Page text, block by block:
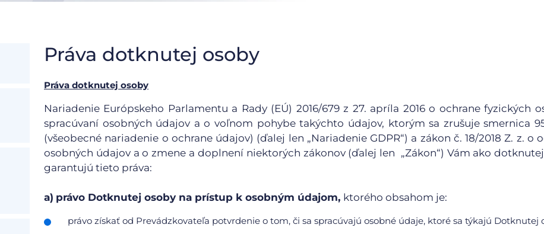
Práva dotknutej osoby
Práva dotknutej osoby
Nariadenie Európskeho Parlamentu a Rady (EÚ) 2016/679 z 27. apríla 2016 o ochrane fyzických
spracúvaní osobných údajov a o voľnom pohybe takýchto údajov, ktorým sa zrušuje smernica
(všeobecné nariadenie o ochrane údajov) (ďalej len „Nariadenie GDPR“) a zákon č. 18/2018 Z. z. o
osobných údajov a o zmene a doplnení niektorých zákonov (ďalej len „Zákon“) Vám ako
garantujú tieto práva:
a) právo Dotknutej osoby na prístup k osobným údajom, ktorého obsahom je:
právo získať od Prevádzkovateľa potvrdenie o tom, či sa spracúvajú osobné údaje, ktoré sa týkajú Dotknutej